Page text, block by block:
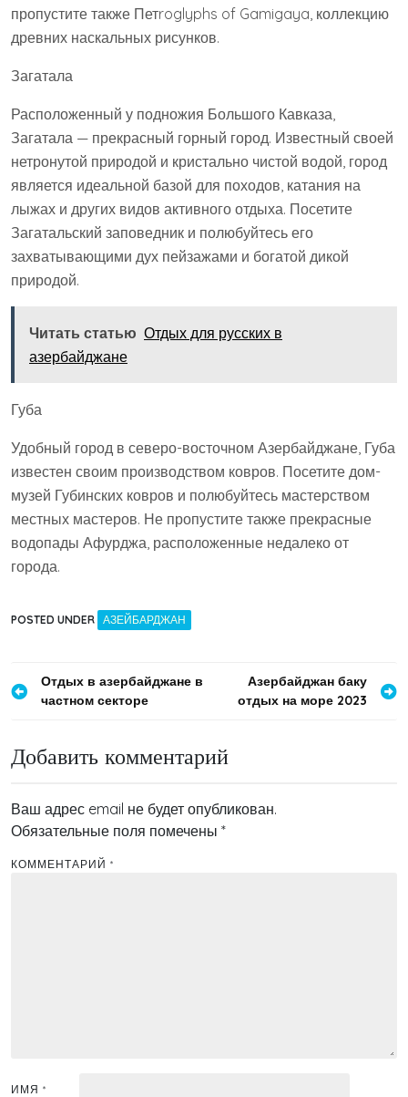
пропустите также Петroglyphs of Gamigaya, коллекцию
древних наскальных рисунков.
Загатала
Расположенный у подножия Большого Кавказа,
Загатала — прекрасный горный город. Известный своей
нетронутой природой и кристально чистой водой, город
является идеальной базой для походов, катания на
лыжах и других видов активного отдыха. Посетите
Загатальский заповедник и полюбуйтесь его
захватывающими дух пейзажами и богатой дикой
природой.
Читать статью Отдых для русских в
азербайджане
Губа
Удобный город в северо-восточном Азербайджане, Губа
известен своим производством ковров. Посетите дом-
музей Губинских ковров и полюбуйтесь мастерством
местных мастеров. Не пропустите также прекрасные
водопады Афурджа, расположенные недалеко от
города.
POSTED UNDER АЗЕЙБАРДЖАН
Навигация
Отдых в азербайджане в
частном секторе
Азербайджан баку
отдых на море 2023
Добавить комментарий
Ваш адрес email не будет опубликован.
Обязательные поля помечены *
КОММЕНТАРИЙ *
ИМЯ *